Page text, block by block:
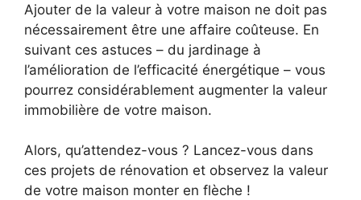
Ajouter de la valeur à votre maison ne doit pas
nécessairement être une affaire coûteuse. En
suivant ces astuces – du jardinage à
l’amélioration de l’efficacité énergétique – vous
pourrez considérablement augmenter la valeur
immobilière de votre maison.
Alors, qu’attendez-vous ? Lancez-vous dans
ces projets de rénovation et observez la valeur
de votre maison monter en flèche !